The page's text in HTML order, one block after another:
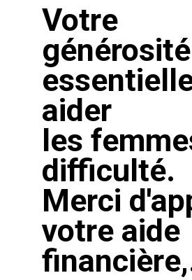
Votre
aider
les
difficulté.
Merci
votre aide